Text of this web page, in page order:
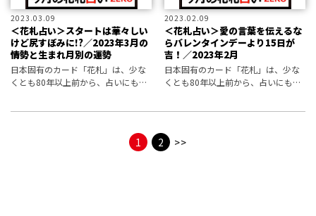
2023.03.09
＜花札占い＞スタートは華々しい
けど尻すぼみに!?／2023年3月の
情勢と生まれ月別の運勢
日本固有のカード「花札」は、少な
くとも80年以上前から、占いにも使
2023.02.09
＜花札占い＞愛の言葉を伝えるな
らバレンタインデーより15日が
吉！／2023年2月
日本固有のカード「花札」は、少な
くとも80年以上前から、占いにも使
1 2 >>